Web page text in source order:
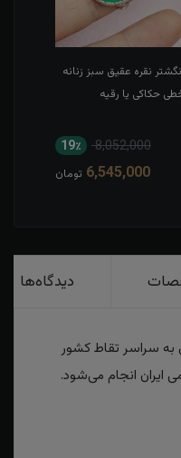
نقره عقیق سبز زنانه
حکاکی یا رقیه
8,052,000 19٪
6,545,000 تومان
دیدگاه‌ها
سراسر تقاط کشور
انجام می‌شود.